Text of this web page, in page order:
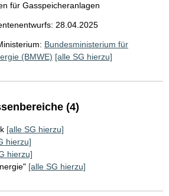
für Gasspeicheranlagen
28.04.2025
Bundesministerium für
(BMWE) [alle SG hierzu]
(4)
[alle SG hierzu]
hierzu]
hierzu]
[alle SG hierzu]